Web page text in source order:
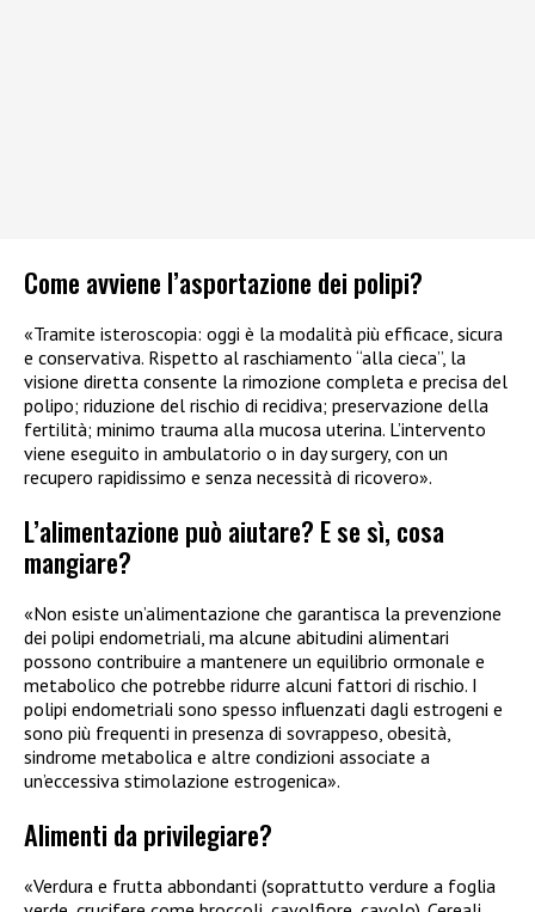
Come avviene l’asportazione dei polipi?
«Tramite isteroscopia: oggi è la modalità più efficace, sicura
e conservativa. Rispetto al raschiamento “alla cieca”, la
visione diretta consente la rimozione completa e precisa del
polipo; riduzione del rischio di recidiva; preservazione della
fertilità; minimo trauma alla mucosa uterina. L’intervento
viene eseguito in ambulatorio o in day surgery, con un
recupero rapidissimo e senza necessità di ricovero».
L’alimentazione può aiutare? E se sì, cosa
mangiare?
«Non esiste un’alimentazione che garantisca la prevenzione
dei polipi endometriali, ma alcune abitudini alimentari
possono contribuire a mantenere un equilibrio ormonale e
metabolico che potrebbe ridurre alcuni fattori di rischio. I
polipi endometriali sono spesso influenzati dagli estrogeni e
sono più frequenti in presenza di sovrappeso, obesità,
sindrome metabolica e altre condizioni associate a
un’eccessiva stimolazione estrogenica».
Alimenti da privilegiare?
«Verdura e frutta abbondanti (soprattutto verdure a foglia